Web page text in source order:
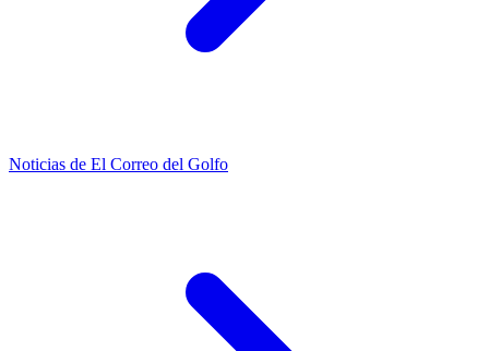
Noticias de El Correo del Golfo